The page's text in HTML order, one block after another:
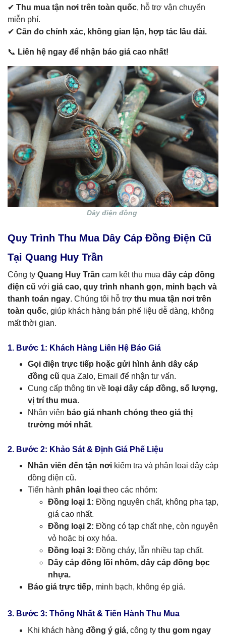
✔ Thu mua tận nơi trên toàn quốc, hỗ trợ vận chuyển
miễn phí.
✔ Cân đo chính xác, không gian lận, hợp tác lâu dài.
📞 Liên hệ ngay để nhận báo giá cao nhất!
Dây điện đồng
Quy Trình Thu Mua Dây Cáp Đồng Điện Cũ
Tại Quang Huy Trần
Công ty Quang Huy Trần cam kết thu mua dây cáp đồng
điện cũ với giá cao, quy trình nhanh gọn, minh bạch và
thanh toán ngay. Chúng tôi hỗ trợ thu mua tận nơi trên
toàn quốc, giúp khách hàng bán phế liệu dễ dàng, không
mất thời gian.
1. Bước 1: Khách Hàng Liên Hệ Báo Giá
Gọi điện trực tiếp hoặc gửi hình ảnh dây cáp
đồng cũ qua Zalo, Email để nhận tư vấn.
Cung cấp thông tin về loại dây cáp đồng, số lượng,
vị trí thu mua.
Nhân viên báo giá nhanh chóng theo giá thị
trường mới nhất.
2. Bước 2: Khảo Sát & Định Giá Phế Liệu
Nhân viên đến tận nơi kiểm tra và phân loại dây cáp
đồng điện cũ.
Tiến hành phân loại theo các nhóm:
Đồng loại 1: Đồng nguyên chất, không pha tạp,
giá cao nhất.
Đồng loại 2: Đồng có tạp chất nhẹ, còn nguyên
vỏ hoặc bị oxy hóa.
Đồng loại 3: Đồng cháy, lẫn nhiều tạp chất.
Dây cáp đồng lõi nhôm, dây cáp đồng bọc
nhựa.
Báo giá trực tiếp, minh bạch, không ép giá.
3. Bước 3: Thống Nhất & Tiến Hành Thu Mua
Khi khách hàng đồng ý giá, công ty thu gom ngay